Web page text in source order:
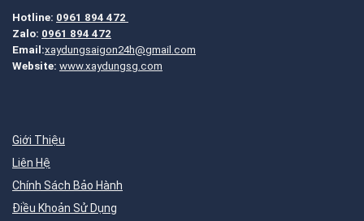
Hotline: 0961 894 472
Zalo: 0961 894 472
Email:xaydungsaigon24h@gmail.com
Website: www.xaydungsg.com
Giới Thiệu
Liên Hệ
Chính Sách Bảo Hành
Điều Khoản Sử Dụng